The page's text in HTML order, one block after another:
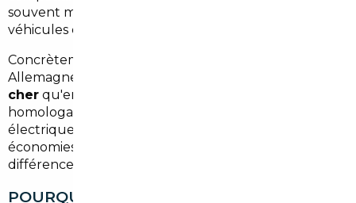
souvent moins taxés à l'achat, et les stocks de
véhicules d'occasion récents y sont considérables.
Concrètement, un SUV compact de 2022 acheté en
Allemagne peut revenir
cher qu'en France, tout compris (rapatriement,
homologation, immatriculation). Une berline
électrique importée de Belgique peut générer des
économies encore plus importantes grâce aux
différences de TVA et de politique d'incentive locale.
POURQUOI CES ÉCARTS DE PRIX